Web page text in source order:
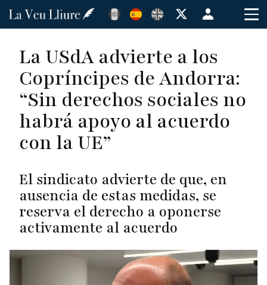
Pasar
principal
Menú
de
de
usuario
La USdA advierte a los
Copríncipes de Andorra:
“Sin derechos sociales no
habrá apoyo al acuerdo
con la UE”
El sindicato advierte de que, en
ausencia de estas medidas, se
reserva el derecho a oponerse
activamente al acuerdo